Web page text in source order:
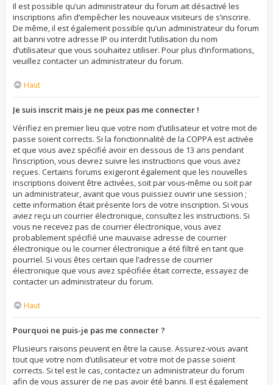
Il est possible qu’un administrateur du forum ait désactivé les
inscriptions afin d’empêcher les nouveaux visiteurs de s’inscrire.
De même, il est également possible qu’un administrateur du forum
ait banni votre adresse IP ou interdit l’utilisation du nom
d’utilisateur que vous souhaitez utiliser. Pour plus d’informations,
veuillez contacter un administrateur du forum.
Haut
Je suis inscrit mais je ne peux pas me connecter !
Vérifiez en premier lieu que votre nom d’utilisateur et votre mot de
passe soient corrects. Si la fonctionnalité de la COPPA est activée
et que vous avez spécifié avoir en dessous de 13 ans pendant
l’inscription, vous devrez suivre les instructions que vous avez
reçues. Certains forums exigeront également que les nouvelles
inscriptions doivent être activées, soit par vous-même ou soit par
un administrateur, avant que vous puissiez ouvrir une session ;
cette information était présente lors de votre inscription. Si vous
aviez reçu un courrier électronique, consultez les instructions. Si
vous ne recevez pas de courrier électronique, vous avez
probablement spécifié une mauvaise adresse de courrier
électronique ou le courrier électronique a été filtré en tant que
pourriel. Si vous êtes certain que l’adresse de courrier
électronique que vous avez spécifiée était correcte, essayez de
contacter un administrateur du forum.
Haut
Pourquoi ne puis-je pas me connecter ?
Plusieurs raisons peuvent en être la cause. Assurez-vous avant
tout que votre nom d’utilisateur et votre mot de passe soient
corrects. Si tel est le cas, contactez un administrateur du forum
afin de vous assurer de ne pas avoir été banni. Il est également